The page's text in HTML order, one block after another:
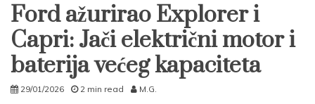
Ford ažurirao Explorer i
Capri: Jači električni motor i
baterija većeg kapaciteta
29/01/2026 2 min read M.G.